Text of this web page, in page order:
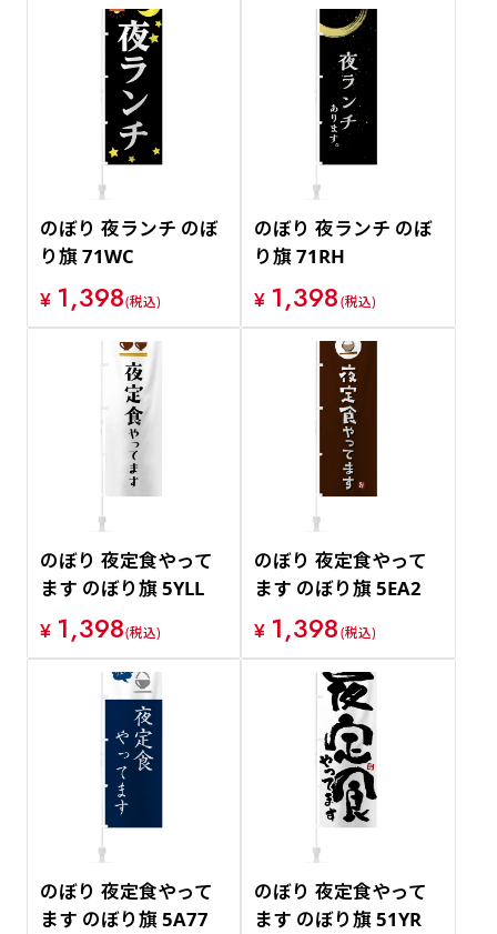
のぼり 夜ランチ のぼ
り旗 71WC
¥ 1,398(税込)
のぼり 夜ランチ のぼ
り旗 71RH
¥ 1,398(税込)
のぼり 夜定食やって
ます のぼり旗 5YLL
¥ 1,398(税込)
のぼり 夜定食やって
ます のぼり旗 5EA2
¥ 1,398(税込)
のぼり 夜定食やって
ます のぼり旗 5A77
のぼり 夜定食やって
ます のぼり旗 51YR